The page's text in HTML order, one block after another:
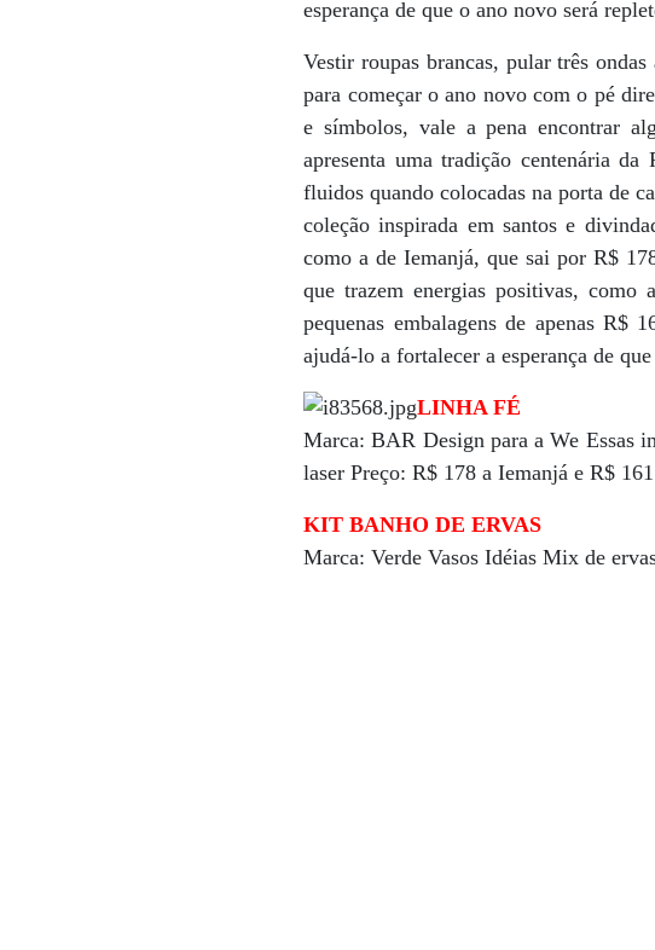
esperança de que o ano novo será
Vestir roupas brancas, pular três
para começar o ano novo com o pé
e símbolos, vale a pena encontrar
apresenta uma tradição centenária
fluidos quando colocadas na porta de
coleção inspirada em santos e
como a de Iemanjá, que sai por R$
que trazem energias positivas,
pequenas embalagens de apenas R$
ajudá-lo a fortalecer a esperança de
LINHA FÉ
Marca: BAR Design para a We Essas
laser Preço: R$ 178 a Iemanjá e R$
KIT BANHO DE ERVAS
Marca: Verde Vasos Idéias Mix de